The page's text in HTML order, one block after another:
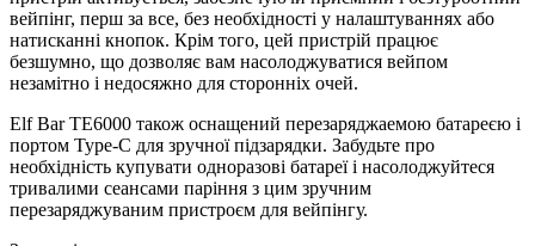
вейпінг, перш за все, без необхідності у налаштуваннях або
натисканні кнопок. Крім того, цей пристрій працює
безшумно, що дозволяє вам насолоджуватися вейпом
незамітно і недосяжно для сторонніх очей.
Elf Bar TE6000 також оснащений перезаряджаемою батареєю і
портом Type-C для зручної підзарядки. Забудьте про
необхідність купувати одноразові батареї і насолоджуйтеся
тривалими сеансами паріння з цим зручним
перезаряджуваним пристроєм для вейпінгу.